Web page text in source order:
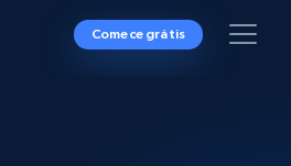
Comece grátis